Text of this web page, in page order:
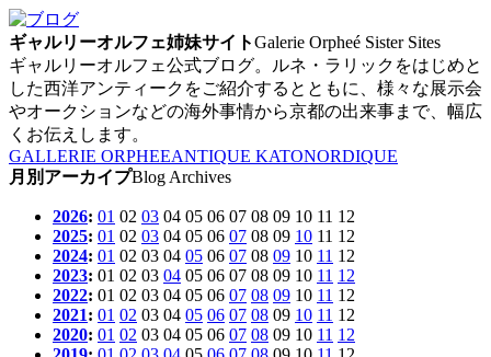
ギャルリーオルフェ姉妹サイトGalerie Orpheé Sister Sites
ギャルリーオルフェ公式ブログ。ルネ・ラリックをはじめと
した西洋アンティークをご紹介するとともに、様々な展示会
やオークションなどの海外事情から京都の出来事まで、幅広
くお伝えします。
GALLERIE ORPHEEANTIQUE KATONORDIQUE
月別アーカイプBlog Archives
2026: 01 02 03 04 05 06 07 08 09 10 11 12
2025: 01 02 03 04 05 06 07 08 09 10 11 12
2024: 01 02 03 04 05 06 07 08 09 10 11 12
2023: 01 02 03 04 05 06 07 08 09 10 11 12
2022: 01 02 03 04 05 06 07 08 09 10 11 12
2021: 01 02 03 04 05 06 07 08 09 10 11 12
2020: 01 02 03 04 05 06 07 08 09 10 11 12